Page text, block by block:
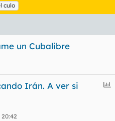
culo
un Cubalibre
E
Irán. A ver si